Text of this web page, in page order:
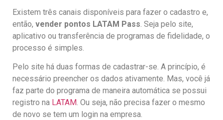
Existem três canais disponíveis para fazer o cadastro e,
então, vender pontos LATAM Pass. Seja pelo site,
aplicativo ou transferência de programas de fidelidade, o
processo é simples.
Pelo site há duas formas de cadastrar-se. A princípio, é
necessário preencher os dados ativamente. Mas, você já
faz parte do programa de maneira automática se possui
registro na LATAM. Ou seja, não precisa fazer o mesmo
de novo se tem um login na empresa.